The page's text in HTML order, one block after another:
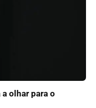
olhar para o